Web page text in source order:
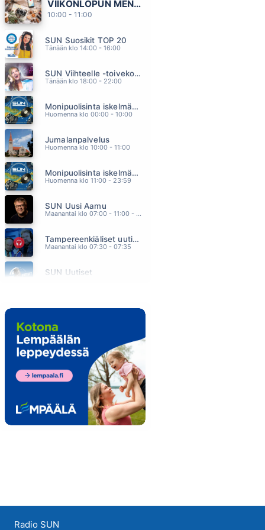
PÄÄTYYN ASTI
MUISTAN KESÄN
BROTHER LOUIE
VIIKONLOPUN MENOVINKIT
10:00 - 11:00
SUN Suosikit TOP 20
Tänään klo 14:00 - 16:00
SUN Viihteelle -toivekonsertti
Tänään klo 18:00 - 22:00
Monipuolisinta iskelmää ja parasta poppia
Huomenna klo 00:00 - 10:00
Jumalanpalvelus
Huomenna klo 10:00 - 11:00
Monipuolisinta iskelmää ja parasta poppia
Huomenna klo 11:00 - 23:59
SUN Uusi Aamu
Maanantai klo 07:00 - 11:00 - Studiossa: Kimmo Hoivassilta
Tampereenkiäliset uutiset
Maanantai klo 07:30 - 07:35
SUN Uutiset
Radio SUN